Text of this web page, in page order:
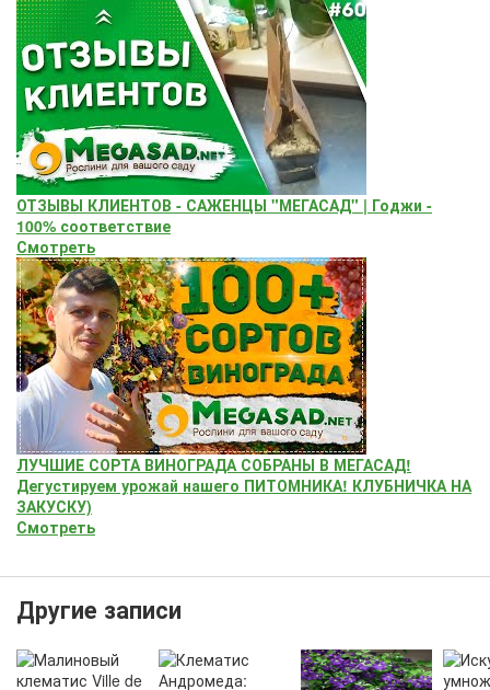
ОТЗЫВЫ КЛИЕНТОВ - САЖЕНЦЫ "МЕГАСАД" | Годжи -
100% соответствие
Смотреть
ЛУЧШИЕ СОРТА ВИНОГРАДА СОБРАНЫ В МЕГАСАД!
Дегустируем урожай нашего ПИТОМНИКА! КЛУБНИЧКА НА
ЗАКУСКУ)
Смотреть
Другие записи